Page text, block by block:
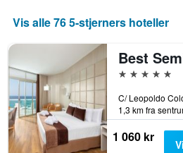
3
Diagrammets
viser
gjennomsnittsprisen
på
et
rom
Vis alle 76 5-stjerners hoteller
5 stjerner
1,3 km fra
1 060 kr